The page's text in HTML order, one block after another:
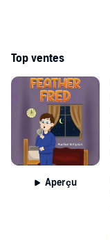
Top ventes
Aperçu